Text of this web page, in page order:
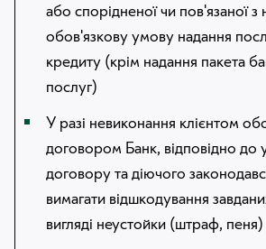
або спорідненої чи пов'язаної
обов'язкову умову надання
кредиту (крім надання пакета
послуг)
У разі невиконання клієнтом
договором Банк, відповідно до
договору та діючого
вимагати відшкодування
вигляді неустойки (штраф, пеня)